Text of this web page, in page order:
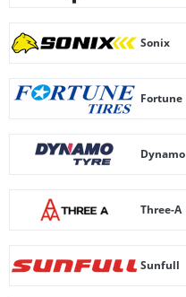
Sonix
Fortune
Dynamo
Three-A
Sunfull